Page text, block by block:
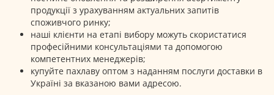
продукції з урахуванням актуальних запитів
споживчого ринку;
наші клієнти на етапі вибору можуть скористатися
професійними консультаціями та допомогою
компетентних менеджерів;
купуйте пахлаву оптом з наданням послуги доставки в
Україні за вказаною вами адресою.